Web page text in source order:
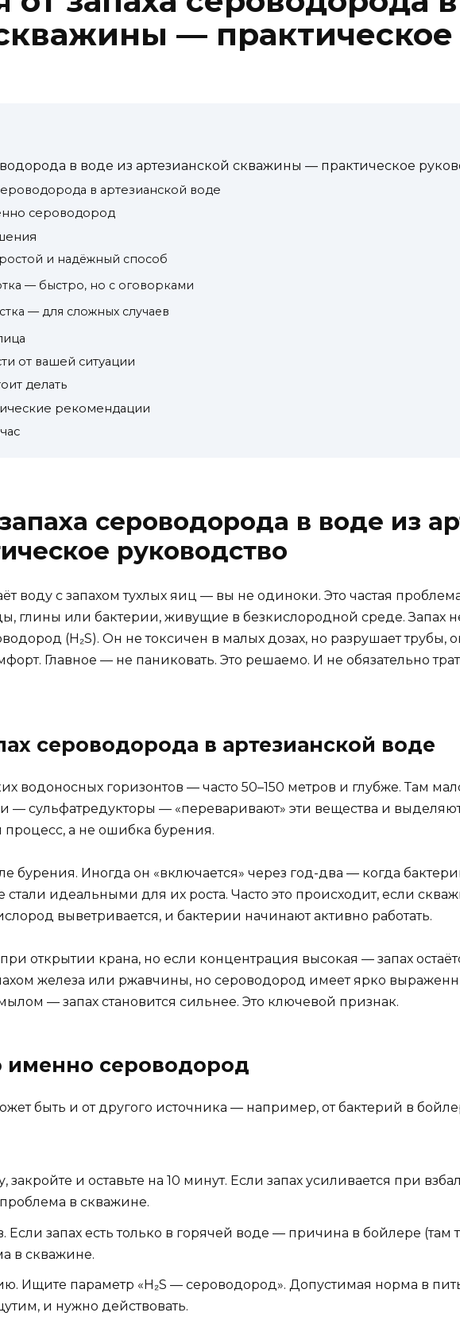
— практическое
в воде из артезианской скважины — практическое
в артезианской воде
сероводород
и надёжный способ
— быстро, но с оговорками
— для сложных случаев
от вашей ситуации
делать
рекомендации
сероводорода в воде из
руководство
воду с запахом тухлых яиц — вы не одиноки. Это частая
глины или бактерии, живущие в безкислородной среде. Запах
(H₂S). Он не токсичен в малых дозах, но разрушает трубы,
Главное — не паниковать. Это решаемо. И не обязательно
сероводорода в артезианской воде
водоносных горизонтов — часто 50–150 метров и глубже. Там
— сульфатредукторы — «переваривают» эти вещества и
процесс, а не ошибка бурения.
бурения. Иногда он «включается» через год-два — когда
идеальными для их роста. Часто это происходит, если
выветривается, и бактерии начинают активно работать.
открытии крана, но если концентрация высокая — запах
железа или ржавчины, но сероводород имеет ярко
— запах становится сильнее. Это ключевой признак.
именно сероводород
быть и от другого источника — например, от бактерий в
и оставьте на 10 минут. Если запах усиливается при
в скважине.
Если запах есть только в горячей воде — причина в бойлере (там
в скважине.
Ищите параметр «H₂S — сероводород». Допустимая норма в
и нужно действовать.